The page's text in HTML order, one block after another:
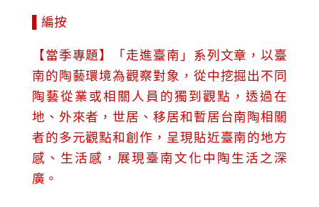
▌編按
【當季專題】「走進臺南」系列文章，以臺
南的陶藝環境為觀察對象，從中挖掘出不同
陶藝從業或相關人員的獨到觀點，透過在
地、外來者，世居、移居和暫居台南陶相關
者的多元觀點和創作，呈現貼近臺南的地方
感、生活感，展現臺南文化中陶生活之深
廣。